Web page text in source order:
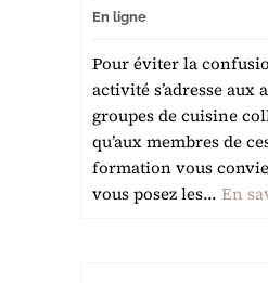
En ligne
Pour éviter la
activité s’adresse aux
groupes de cuisine
qu’aux membres de
formation vous
vous posez les... En